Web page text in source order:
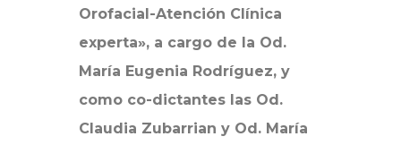
Orofacial-Atención Clínica
experta», a cargo de la Od.
María Eugenia Rodríguez, y
como co-dictantes las Od.
Claudia Zubarrian y Od. María